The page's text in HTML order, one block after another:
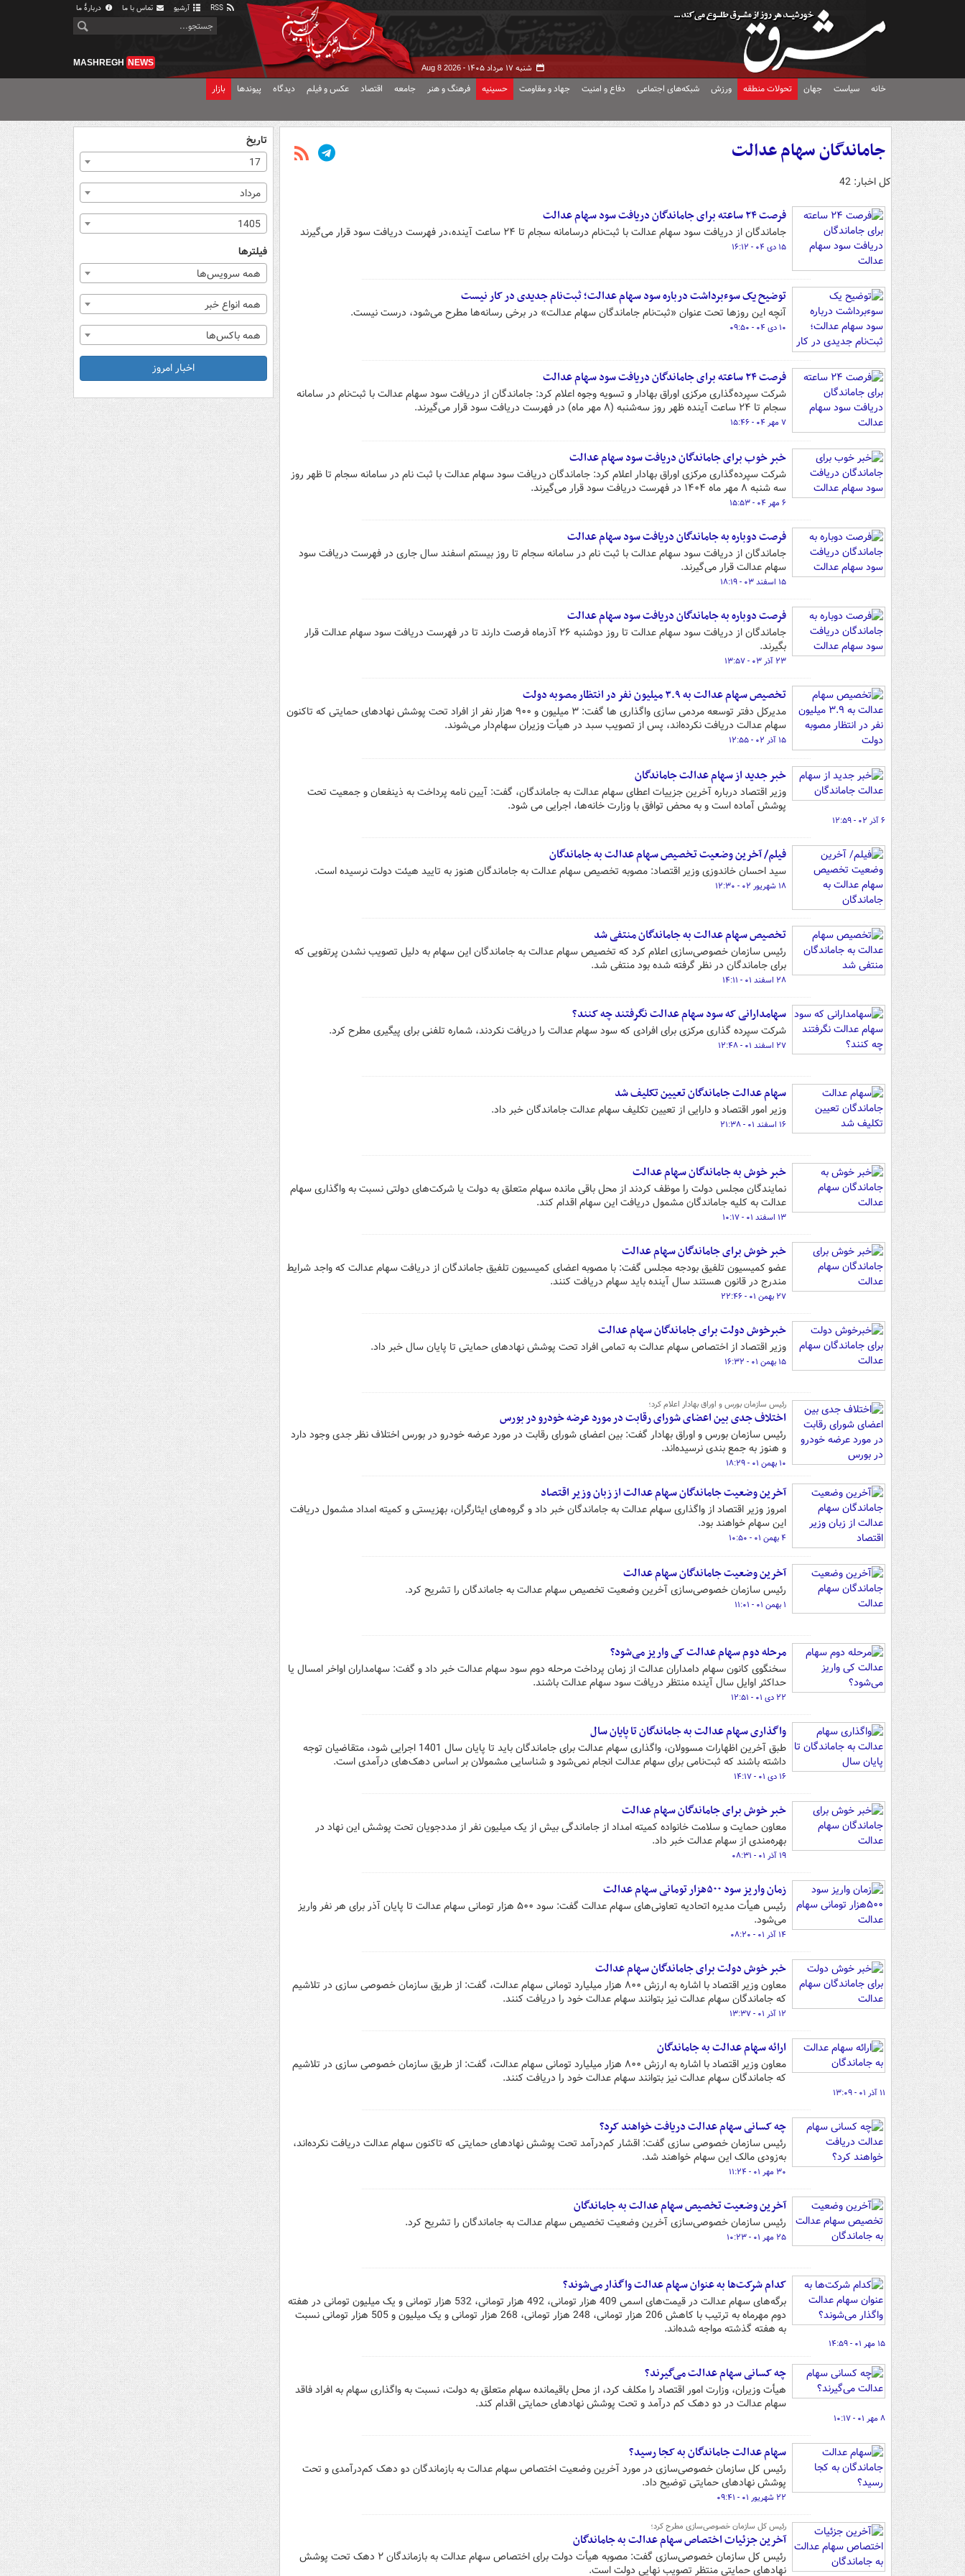
آرشیو تماس با ما دربارهٔ ما
شنبه ۱۷ مرداد ۱۴۰۵ - Aug 8 2026
MASHREGH NEWS
خانه سیاست جهان تحولات منطقه ورزش شبکه‌های اجتماعی دفاع و امنیت جهاد و مقاومت حسینیه فرهنگ و هنر جامعه اقتصاد عکس و فیلم دیدگاه پیوندها بازار
جاماندگان سهام عدالت
کل اخبار: 42
فرصت ۲۴ ساعته برای جاماندگان دریافت سود سهام عدالت
جاماندگان از دریافت سود سهام عدالت با ثبت‌نام درسامانه سجام تا ۲۴ ساعت آینده،در فهرست دریافت سود قرار می‌گیرند
۱۵ دی ۰۴ - ۱۶:۱۲
توضیح یک سوءبرداشت درباره سود سهام عدالت؛ ثبت‌نام جدیدی در کار نیست
آنچه این روزها تحت عنوان «ثبت‌نام جاماندگان سهام عدالت» در برخی رسانه‌ها مطرح می‌شود، درست نیست.
۱۰ دی ۰۴ - ۰۹:۵۰
فرصت ۲۴ ساعته برای جاماندگان دریافت سود سهام عدالت
شرکت سپرده‌گذاری مرکزی اوراق بهادار و تسویه وجوه اعلام کرد: جاماندگان از دریافت سود سهام عدالت با ثبت‌نام در سامانه
سجام تا ۲۴ ساعت آینده ظهر روز سه‌شنبه (۸ مهر ماه) در فهرست دریافت سود قرار می‌گیرند.
۷ مهر ۰۴ - ۱۵:۴۶
خبر خوب برای جاماندگان دریافت سود سهام عدالت
شرکت سپرده‌گذاری مرکزی اوراق بهادار اعلام کرد: جاماندگان دریافت سود سهام عدالت با ثبت نام در سامانه سجام تا ظهر روز
سه شنبه ۸ مهر ماه ۱۴۰۴ در فهرست دریافت سود قرار می‌گیرند.
۶ مهر ۰۴ - ۱۵:۵۳
فرصت دوباره به جاماندگان دریافت سود سهام عدالت
جاماندگان از دریافت سود سهام عدالت با ثبت نام در سامانه سجام تا روز بیستم اسفند سال جاری در فهرست دریافت سود
سهام عدالت قرار می‌گیرند.
۱۵ اسفند ۰۳ - ۱۸:۱۹
فرصت دوباره به جاماندگان دریافت سود سهام عدالت
جاماندگان از دریافت سود سهام عدالت تا روز دوشنبه ۲۶ آذرماه فرصت دارند تا در فهرست دریافت سود سهام عدالت قرار
بگیرند.
۲۳ آذر ۰۳ - ۱۳:۵۷
تخصیص سهام عدالت به ۳.۹ میلیون نفر در انتظار مصوبه دولت
مدیرکل دفتر توسعه مردمی سازی واگذاری ها گفت: ۳ میلیون و ۹۰۰ هزار نفر از افراد تحت پوشش نهادهای حمایتی که تاکنون
سهام عدالت دریافت نکرده‌اند، پس از تصویب سبد در هیأت وزیران سهام‌دار می‌شوند.
۱۵ آذر ۰۲ - ۱۲:۵۵
خبر جدید از سهام عدالت جاماندگان
وزیر اقتصاد درباره آخرین جزییات اعطای سهام عدالت به جاماندگان، گفت: آیین نامه پرداخت به ذینفعان و جمعیت تحت
پوشش آماده است و به محض توافق با وزارت خانه‌ها، اجرایی می شود.
۶ آذر ۰۲ - ۱۲:۵۹
فیلم/ آخرین وضعیت تخصیص سهام عدالت به جاماندگان
سید احسان خاندوزی وزیر اقتصاد: مصوبه تخصیص سهام عدالت به جاماندگان هنوز به تایید هیئت دولت نرسیده است.
۱۸ شهریور ۰۲ - ۱۲:۳۰
تخصیص سهام عدالت به جاماندگان منتفی شد
رئیس سازمان خصوصی‌سازی اعلام کرد که تخصیص سهام عدالت به جاماندگان این سهام به دلیل تصویب نشدن پرتفویی که
برای جاماندگان در نظر گرفته شده بود منتفی شد.
۲۸ اسفند ۰۱ - ۱۴:۱۱
سهامدارانی که سود سهام عدالت نگرفتند چه کنند؟
شرکت سپرده گذاری مرکزی برای افرادی که سود سهام عدالت را دریافت نکردند، شماره تلفنی برای پیگیری مطرح کرد.
۲۷ اسفند ۰۱ - ۱۲:۴۸
سهام عدالت جاماندگان تعیین تکلیف شد
وزیر امور اقتصاد و دارایی از تعیین تکلیف سهام عدالت جاماندگان خبر داد.
۱۶ اسفند ۰۱ - ۲۱:۳۸
خبر خوش به جاماندگان سهام عدالت
نمایندگان مجلس دولت را موظف کردند از محل باقی مانده سهام متعلق به دولت یا شرکت‌های دولتی نسبت به واگذاری سهام
عدالت به کلیه جاماندگان مشمول دریافت این سهام اقدام کند.
۱۳ اسفند ۰۱ - ۱۰:۱۷
خبر خوش برای جاماندگان سهام عدالت
عضو کمیسیون تلفیق بودجه مجلس گفت: با مصوبه اعضای کمیسیون تلفیق جاماندگان از دریافت سهام عدالت که واجد شرایط
مندرج در قانون هستند سال آینده باید سهام دریافت کنند.
۲۷ بهمن ۰۱ - ۲۲:۴۶
خبرخوش دولت برای جاماندگان سهام عدالت
وزیر اقتصاد از اختصاص سهام عدالت به تمامی افراد تحت پوشش نهادهای حمایتی تا پایان سال خبر داد.
۱۵ بهمن ۰۱ - ۱۶:۳۲
رئیس سازمان بورس و اوراق بهادار اعلام کرد؛
اختلاف جدی بین اعضای شورای رقابت در مورد عرضه خودرو در بورس
رئیس سازمان بورس و اوراق بهادار گفت: بین اعضای شورای رقابت در مورد عرضه خودرو در بورس اختلاف نظر جدی وجود دارد
و هنوز به جمع بندی نرسیده‌اند.
۱۰ بهمن ۰۱ - ۱۸:۲۹
آخرین وضعیت جاماندگان سهام عدالت از زبان وزیر اقتصاد
امروز وزیر اقتصاد از واگذاری سهام عدالت به جاماندگان خبر داد و گروه‌های ایثارگران، بهزیستی و کمیته امداد مشمول دریافت
این سهام خواهند بود.
۴ بهمن ۰۱ - ۱۰:۵۰
آخرین وضعیت جاماندگان سهام عدالت
رئیس سازمان خصوصی‌سازی آخرین وضعیت تخصیص سهام عدالت به جاماندگان را تشریح کرد.
۱ بهمن ۰۱ - ۱۱:۰۱
مرحله دوم سهام عدالت کی واریز می‌شود؟
سخنگوی کانون سهام دامداران عدالت از زمان پرداخت مرحله دوم سود سهام عدالت خبر داد و گفت: سهامداران اواخر امسال یا
حداکثر اوایل سال آینده منتظر دریافت سود سهام عدالت باشند.
۲۲ دی ۰۱ - ۱۲:۵۱
‌واگذاری سهام عدالت به جاماندگان تا پایان سال
طبق آخرین اظهارات مسوولان، واگذاری سهام عدالت برای جاماندگان باید تا پایان سال 1401 اجرایی شود، متقاضیان توجه
داشته باشند که ثبت‌نامی برای سهام عدالت انجام نمی‌شود و شناسایی مشمولان بر اساس دهک‌های درآمدی است.
۱۶ دی ۰۱ - ۱۴:۱۷
خبر خوش برای جاماندگان سهام عدالت
معاون حمایت و سلامت خانواده کمیته امداد از جاماندگی بیش از یک میلیون نفر از مددجویان تحت پوشش این نهاد در
بهره‌مندی از سهام عدالت خبر داد.
۱۹ آذر ۰۱ - ۰۸:۳۱
زمان واریز سود ۵۰۰هزار تومانی سهام عدالت‌
رئیس هیأت مدیره اتحادیه تعاونی‌های سهام عدالت گفت: سود ۵۰۰ هزار تومانی سهام عدالت تا پایان آذر برای هر نفر واریز
می‌شود.
۱۴ آذر ۰۱ - ۰۸:۲۰
خبر خوش دولت برای جاماندگان سهام عدالت
معاون وزیر اقتصاد با اشاره به ارزش ۸۰۰ هزار میلیارد تومانی سهام عدالت، گفت: از طریق سازمان خصوصی سازی در تلاشیم
که جاماندگان سهام عدالت نیز بتوانند سهام عدالت خود را دریافت کنند.
۱۲ آذر ۰۱ - ۱۳:۳۷
ارائه سهام عدالت به جاماندگان
معاون وزیر اقتصاد با اشاره به ارزش ۸۰۰ هزار میلیارد تومانی سهام عدالت، گفت: از طریق سازمان خصوصی سازی در تلاشیم
که جاماندگان سهام عدالت نیز بتوانند سهام عدالت خود را دریافت کنند.
۱۱ آذر ۰۱ - ۱۳:۰۹
چه کسانی سهام عدالت دریافت خواهند کرد؟
رئیس سازمان خصوصی سازی گفت: اقشار کم‌درآمد تحت پوشش نهادهای حمایتی که تاکنون سهام عدالت دریافت نکرده‌اند،
به‌زودی مالک این سهام خواهند شد.
۳۰ مهر ۰۱ - ۱۱:۲۴
آخرین وضعیت تخصیص سهام عدالت به جاماندگان
رئیس سازمان خصوصی‌سازی آخرین وضعیت تخصیص سهام عدالت به جاماندگان را تشریح کرد.
۲۵ مهر ۰۱ - ۱۰:۲۳
کدام شرکت‌ها به عنوان سهام عدالت واگذار می‌شوند؟
برگه‌های سهام عدالت در قیمت‌های اسمی 409 هزار تومانی، 492 هزار تومانی، 532 هزار تومانی و یک میلیون تومانی در هفته
دوم مهرماه به ترتیب با کاهش 206 هزار تومانی، 248 هزار تومانی، 268 هزار تومانی و یک میلیون و 505 هزار تومانی نسبت
به هفته گذشته مواجه شده‌اند.
۱۵ مهر ۰۱ - ۱۴:۵۹
چه کسانی سهام عدالت می‌گیرند؟
هیأت وزیران، وزارت امور اقتصاد را مکلف کرد، از محل باقیمانده سهام متعلق به دولت، نسبت به واگذاری سهام به افراد فاقد
سهام عدالت در دو دهک کم درآمد و تحت پوشش نهادهای حمایتی اقدام کند.
۸ مهر ۰۱ - ۱۰:۱۷
سهام عدالت جاماندگان به کجا رسید؟
رئیس کل سازمان خصوصی‌سازی در مورد آخرین وضعیت اختصاص سهام عدالت به بازماندگان دو دهک کم‌درآمدی و تحت
پوشش نهادهای حمایتی توضیح داد.
۲۲ شهریور ۰۱ - ۰۹:۴۱
رئیس کل سازمان خصوصی‌سازی مطرح کرد؛
آخرین جزئیات اختصاص سهام عدالت به جاماندگان
رئیس کل سازمان خصوصی‌سازی گفت: مصوبه هیأت دولت برای اختصاص سهام عدالت به بازماندگان ۲ دهک تحت پوشش
نهادهای حمایتی منتظر تصویب نهایی دولت است.
تاریخ
17
مرداد
1405
فیلترها
همه سرویس‌ها
همه انواع خبر
همه باکس‌ها
اخبار امروز